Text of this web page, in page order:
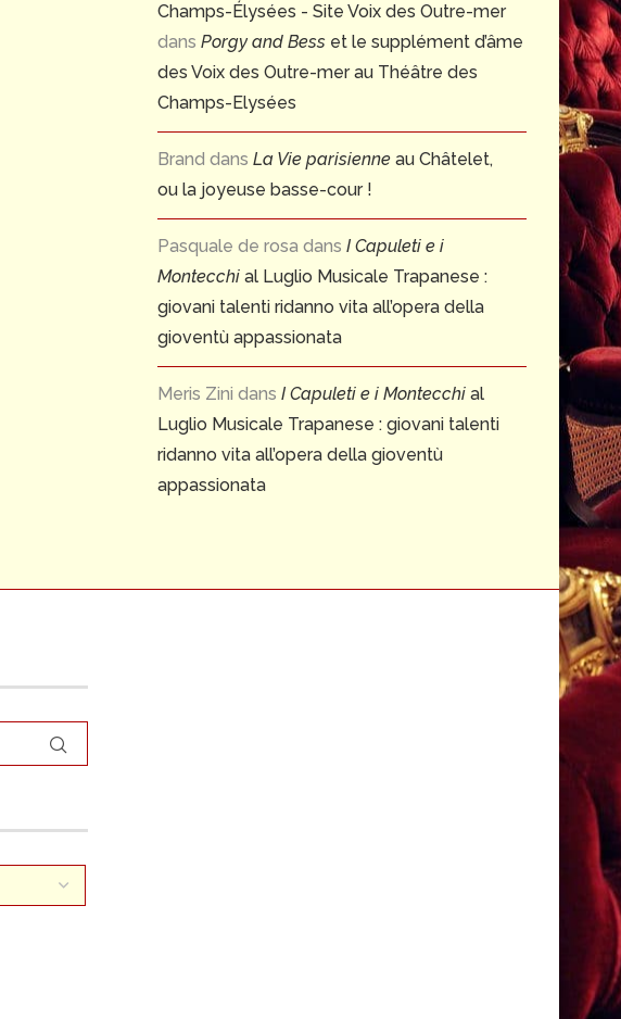
Champs-Élysées - Site Voix des Outre-mer
dans Porgy and Bess et le supplément d’âme
des Voix des Outre-mer au Théâtre des
Champs-Elysées
Brand dans La Vie parisienne au Châtelet,
ou la joyeuse basse-cour !
Pasquale de rosa dans I Capuleti e i
Montecchi al Luglio Musicale Trapanese :
giovani talenti ridanno vita all’opera della
gioventù appassionata
Meris Zini dans I Capuleti e i Montecchi al
Luglio Musicale Trapanese : giovani talenti
ridanno vita all’opera della gioventù
appassionata